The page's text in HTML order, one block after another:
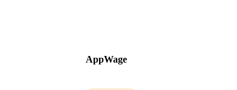
AppWage